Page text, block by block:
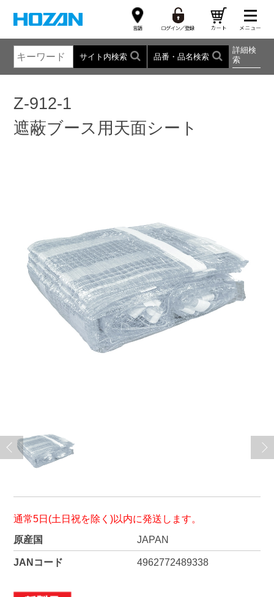
サイト内検索 品番・品名検索
詳細検
索
Z-912-1
遮蔽ブース用天面シート
通常5日(土日祝を除く)以内に発送します。
原産国
JAPAN
JANコード 4962772489338